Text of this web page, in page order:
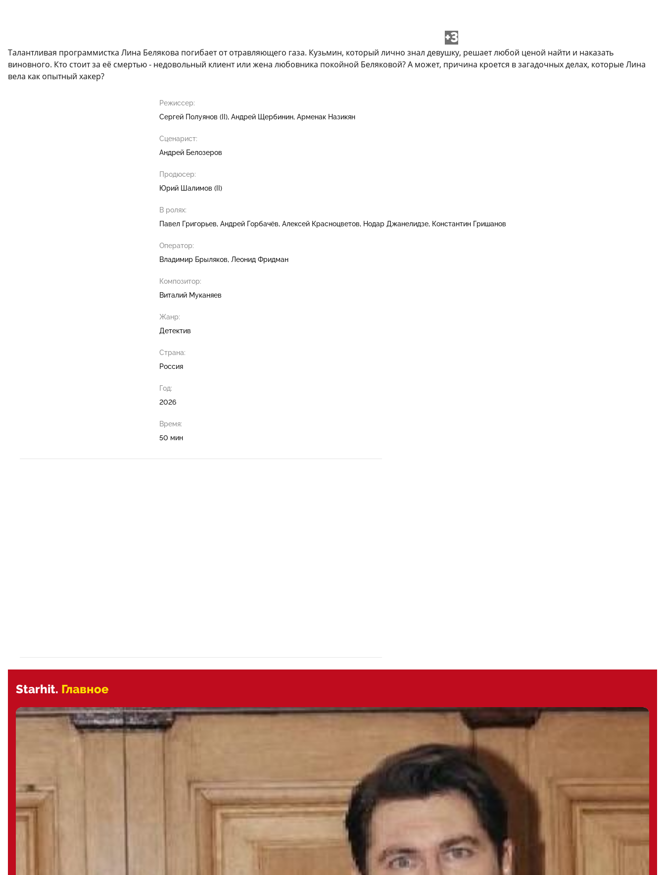
+3
Талантливая программистка Лина Белякова погибает от отравляющего газа. Кузьмин, который лично знал девушку, решает любой ценой найти и наказать
виновного. Кто стоит за её смертью - недовольный клиент или жена любовника покойной Беляковой? А может, причина кроется в загадочных делах, которые Лина
вела как опытный хакер?
Режиссер:
Сергей Полуянов (II) Андрей Щербинин Арменак Назикян
Сценарист:
Андрей Белозеров
Продюсер:
Юрий Шалимов (II)
В ролях:
Павел Григорьев Андрей Горбачёв Алексей Красноцветов Нодар Джанелидзе Константин Гришанов
Оператор:
Владимир Брыляков Леонид Фридман
Композитор:
Виталий Муканяев
Жанр:
Детектив
Страна:
Россия
Год:
2026
Время:
50 мин
Starhit. Главное